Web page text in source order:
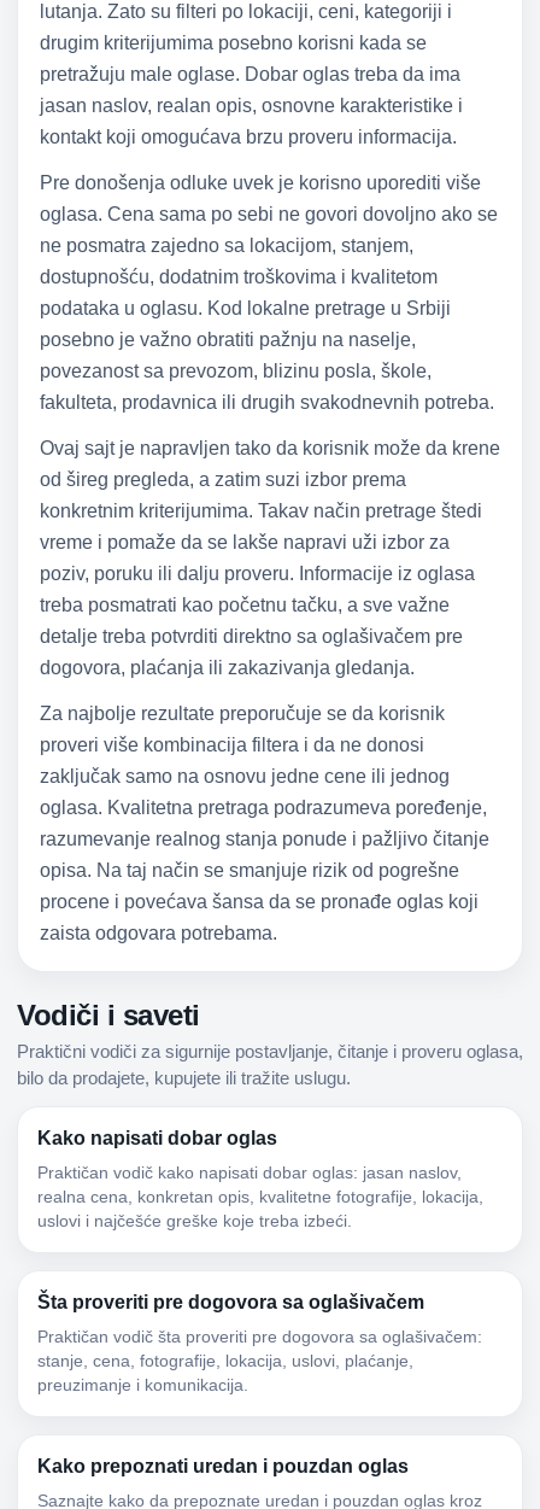
lutanja. Zato su filteri po lokaciji, ceni, kategoriji i
drugim kriterijumima posebno korisni kada se
pretražuju male oglase. Dobar oglas treba da ima
jasan naslov, realan opis, osnovne karakteristike i
kontakt koji omogućava brzu proveru informacija.
Pre donošenja odluke uvek je korisno uporediti više
oglasa. Cena sama po sebi ne govori dovoljno ako se
ne posmatra zajedno sa lokacijom, stanjem,
dostupnošću, dodatnim troškovima i kvalitetom
podataka u oglasu. Kod lokalne pretrage u Srbiji
posebno je važno obratiti pažnju na naselje,
povezanost sa prevozom, blizinu posla, škole,
fakulteta, prodavnica ili drugih svakodnevnih potreba.
Ovaj sajt je napravljen tako da korisnik može da krene
od šireg pregleda, a zatim suzi izbor prema
konkretnim kriterijumima. Takav način pretrage štedi
vreme i pomaže da se lakše napravi uži izbor za
poziv, poruku ili dalju proveru. Informacije iz oglasa
treba posmatrati kao početnu tačku, a sve važne
detalje treba potvrditi direktno sa oglašivačem pre
dogovora, plaćanja ili zakazivanja gledanja.
Za najbolje rezultate preporučuje se da korisnik
proveri više kombinacija filtera i da ne donosi
zaključak samo na osnovu jedne cene ili jednog
oglasa. Kvalitetna pretraga podrazumeva poređenje,
razumevanje realnog stanja ponude i pažljivo čitanje
opisa. Na taj način se smanjuje rizik od pogrešne
procene i povećava šansa da se pronađe oglas koji
zaista odgovara potrebama.
Vodiči i saveti
Praktični vodiči za sigurnije postavljanje, čitanje i proveru oglasa,
bilo da prodajete, kupujete ili tražite uslugu.
Kako napisati dobar oglas
Praktičan vodič kako napisati dobar oglas: jasan naslov,
realna cena, konkretan opis, kvalitetne fotografije, lokacija,
uslovi i najčešće greške koje treba izbeći.
Šta proveriti pre dogovora sa oglašivačem
Praktičan vodič šta proveriti pre dogovora sa oglašivačem:
stanje, cena, fotografije, lokacija, uslovi, plaćanje,
preuzimanje i komunikacija.
Kako prepoznati uredan i pouzdan oglas
Saznajte kako da prepoznate uredan i pouzdan oglas kroz